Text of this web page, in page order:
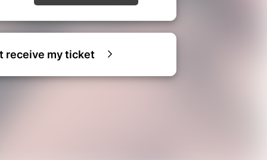
receive my ticket